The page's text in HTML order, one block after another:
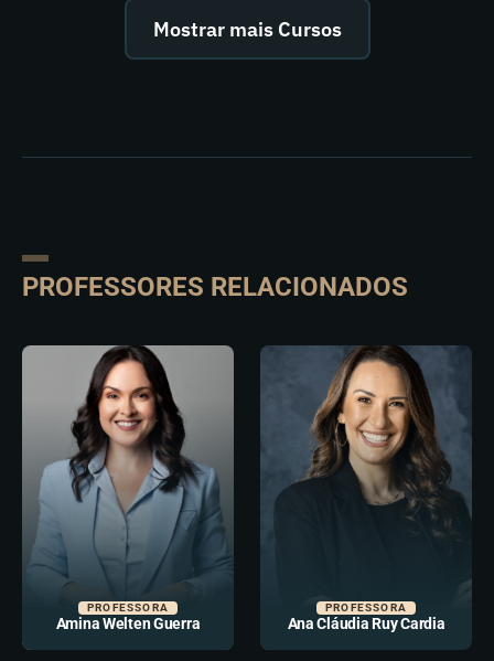
Mostrar mais Cursos
PROFESSORES RELACIONADOS
PROFESSORA
Amina Welten Guerra
PROFESSORA
Ana Cláudia Ruy Cardia